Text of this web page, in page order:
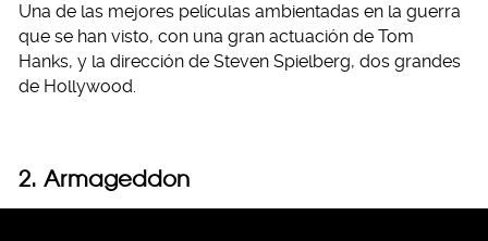
Una de las mejores películas ambientadas en la guerra
que se han visto, con una gran actuación de Tom
Hanks, y la dirección de Steven Spielberg, dos grandes
de Hollywood.
2. Armageddon